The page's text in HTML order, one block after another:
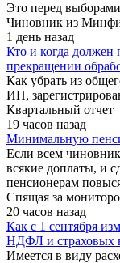
Это перед
Чиновник из
1 день назад
Кто и когда должен
прекращении
Как убрать из
ИП,
Квартальный отчет
19 часов назад
Минимальную
Если всем
всякие доплаты, и
пенсионерам
Спящая за
20 часов назад
Как с 1 сентября
НДФЛ и страховых
Имеется в виду